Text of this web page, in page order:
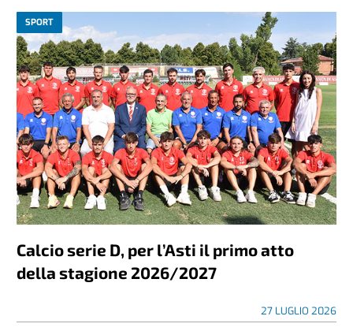
SPORT
Calcio serie D, per l’Asti il primo atto
della stagione 2026/2027
27 LUGLIO 2026